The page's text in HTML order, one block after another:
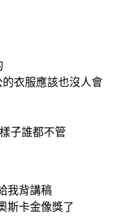
衣服應該也沒人會
子誰都不管
我背講稿
斯卡金像獎了